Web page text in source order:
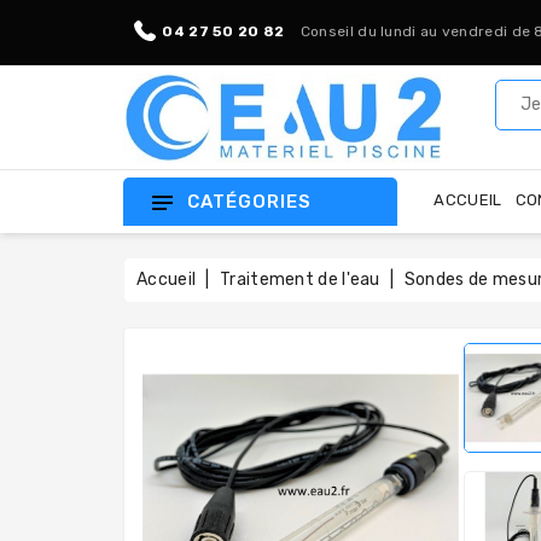
04 27 50 20 82 Conseil du lundi au vendredi de
CATÉGORIES ACCUEIL
Accueil Traitement de l'eau Sondes de